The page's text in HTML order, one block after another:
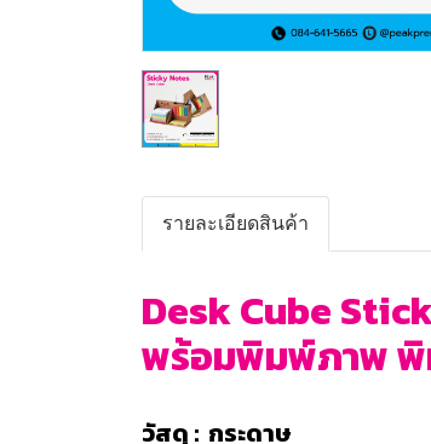
รายละเอียดสินค้า
Desk Cube
พร้อมพิมพ์ภาพ พิ
วัสดุ : กระดาษ